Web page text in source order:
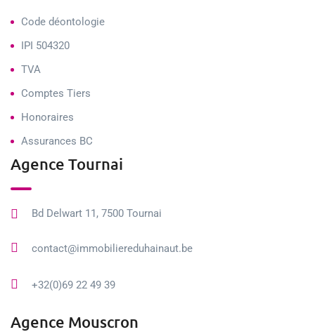
Code déontologie
IPI 504320
TVA
Comptes Tiers
Honoraires
Assurances BC
Agence Tournai
Bd Delwart 11, 7500 Tournai
contact@immobiliereduhainaut.be
+32(0)69 22 49 39
Agence Mouscron